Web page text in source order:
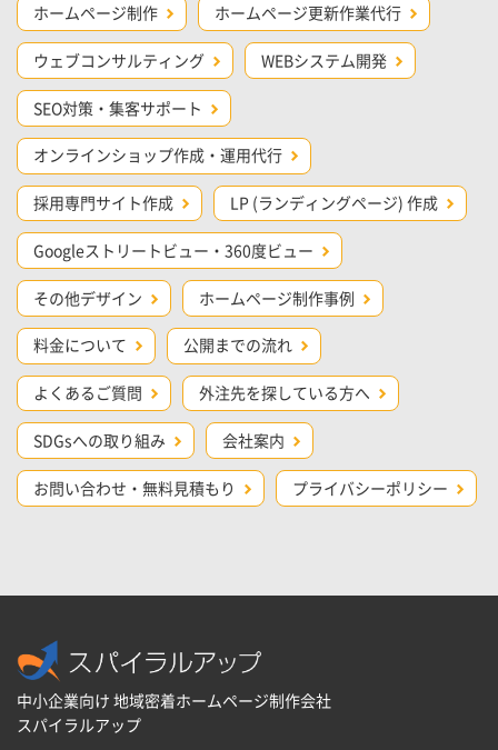
ホームページ制作 ホームページ更新作業代行
ウェブコンサルティング WEBシステム開発
SEO対策・集客サポート
オンラインショップ作成・運用代行
採用専門サイト作成 LP (ランディングページ) 作成
Googleストリートビュー・360度ビュー
その他デザイン ホームページ制作事例
料金について 公開までの流れ
よくあるご質問 外注先を探している方へ
SDGsへの取り組み 会社案内
お問い合わせ・無料見積もり プライバシーポリシー
中小企業向け 地域密着ホームページ制作会社
スパイラルアップ